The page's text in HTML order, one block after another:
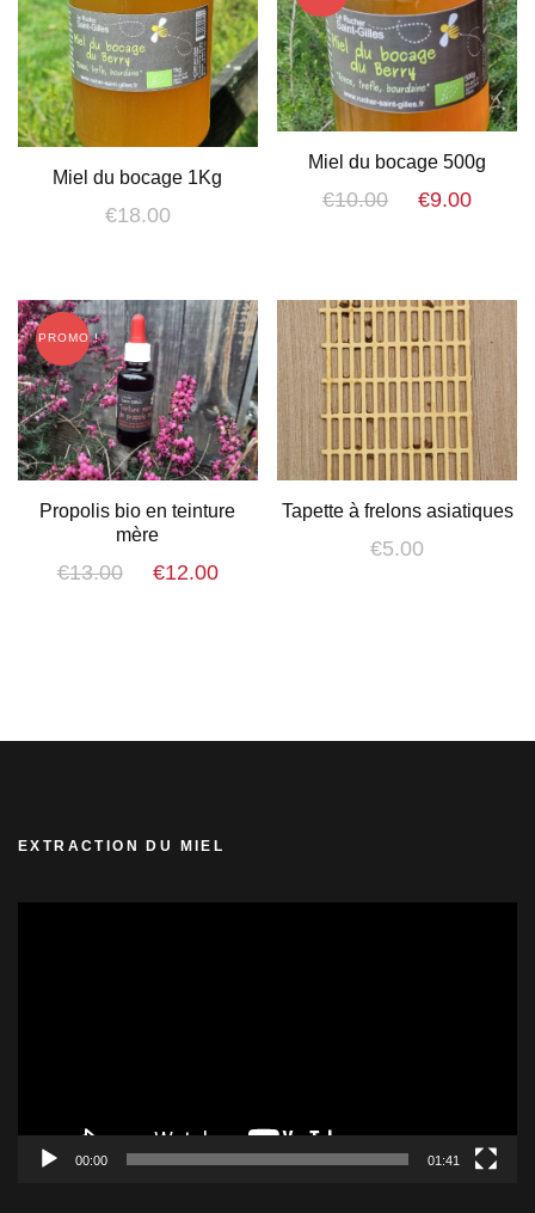
Miel du bocage 1Kg
€18.00
Miel du bocage 500g
€10.00
Le
était :
€10.00.
€9.00
est :
PROMO !
Propolis bio en teinture
mère
€13.00
Le
€12.00
Tapette à frelons asiatiques
€5.00
EXTRACTION DU MIEL
00:00 01:41